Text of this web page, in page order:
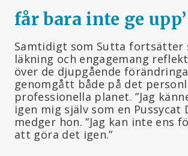
får bara inte ge upp’
Samtidigt som Sutta fortsätter
läkning och engagemang
över de djupgående
genomgått både på det
professionella planet. ”Jag
igen mig själv som en Pussycat
medger hon. ”Jag kan inte ens
att göra det igen.”